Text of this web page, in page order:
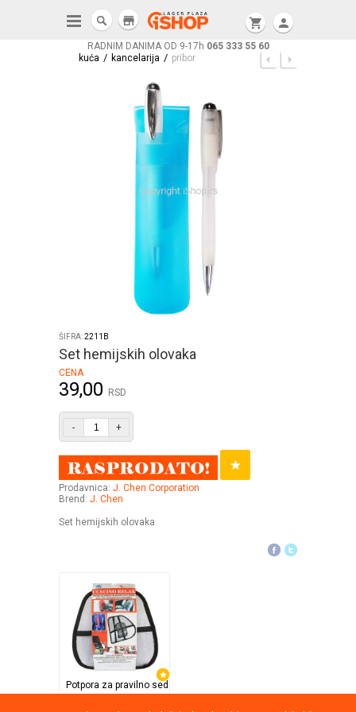
RADNIM DANIMA OD 9-17h 065 333 55 60
shopping_cart person
store
kuća / kancelarija / pribor
ŠIFRA:2211B
Set hemijskih olovaka
CENA
39,00 RSD
- +
Prodavnica: J. Chen Corporation
Brend: J. Chen
Set hemijskih olovaka
Potpora za pravilno sedenje